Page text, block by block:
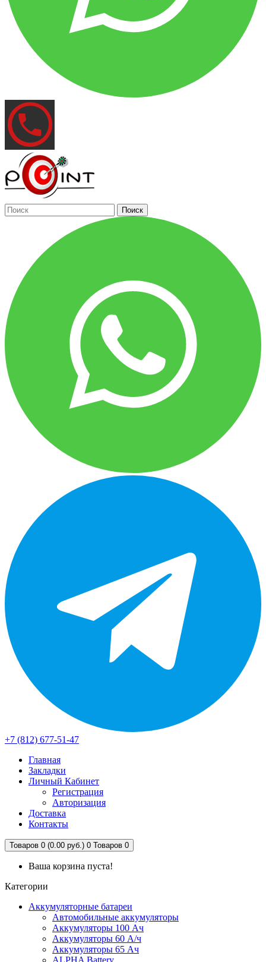
Поиск
+7 (812) 677-51-47
Главная
Закладки
Личный Кабинет
Регистрация
Авторизация
Доставка
Контакты
Товаров 0 (0.00 руб.) 0 Товаров 0
Ваша корзина пуста!
Категории
Аккумуляторные батареи
Автомобильные аккумуляторы
Аккумуляторы 100 Ач
Аккумуляторы 60 А/ч
Аккумуляторы 65 Ач
ALPHA Battery